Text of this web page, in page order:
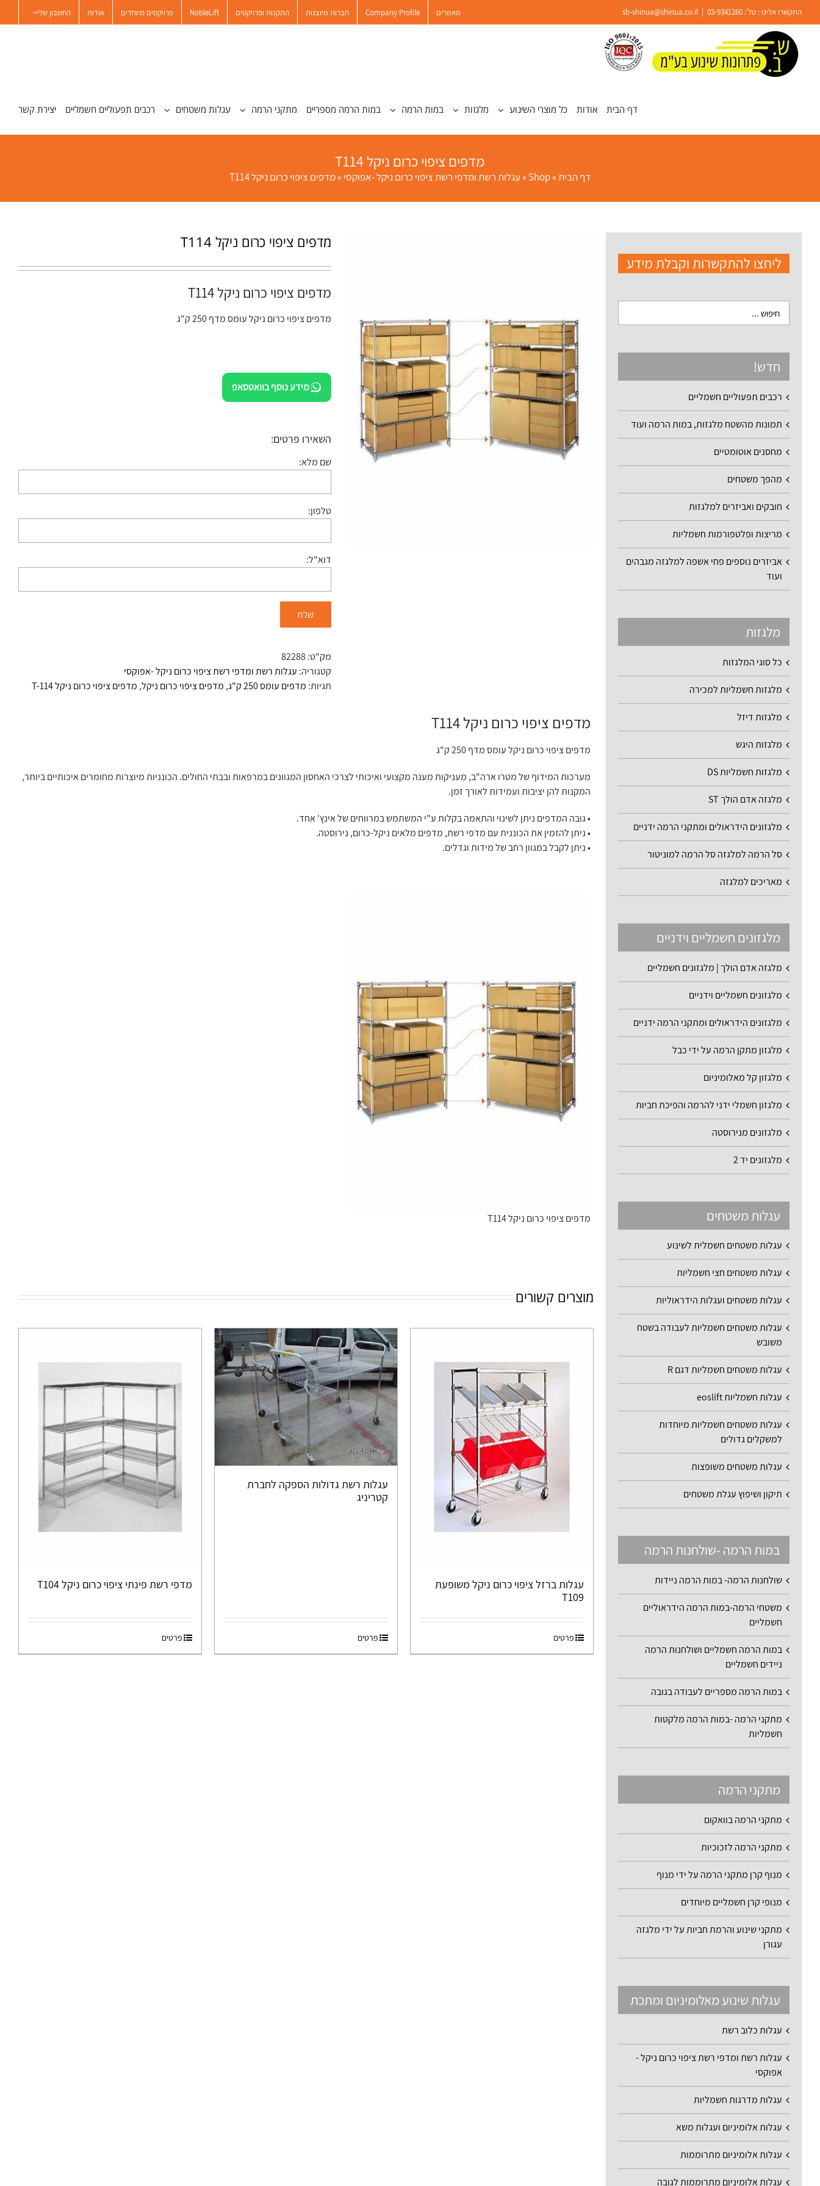
פתח סרגל נגישות
content
התקשרו אלינו : טל': 03-9341260
sb-shinua@shinua.co.il מאמרים Company Profile חברות מיוצגות התקנות ופרויקטים NobleLift פרויקטים מיוחדים אודות החשבון שלי
דף הבית אודות כל מוצרי השינוע מלגזות במות הרמה במות הרמה מספריים מתקני הרמה עגלות משטחים רכבים תפעוליים חשמליים יצירת קשר
מדפים ציפוי כרום ניקל T114
דף הבית»
Shop
»עגלות רשת ומדפי רשת ציפוי כרום ניקל -אפוקסי »מדפים ציפוי כרום ניקל T114
מדפים ציפוי כרום ניקל T114
מדפים ציפוי כרום ניקל T114
מדפים ציפוי כרום ניקל עומס מדף 250 ק"ג
מידע נוסף בוואטסאפ
השאירו פרטים:
שם מלא:
טלפון:
דוא"ל:
מק"ט:82288
קטגוריה: עגלות רשת ומדפי רשת ציפוי כרום ניקל -אפוקסי
תגיות: מדפים עומס 250 ק"ג , מדפים ציפוי כרום ניקל, מדפים ציפוי כרום ניקל T-114
מדפים ציפוי כרום ניקל T114
מדפים ציפוי כרום ניקל עומס מדף 250 ק"ג
מערכות המידוף של מטרו ארה"ב, מעניקות מענה מקצועי ואיכותי לצרכי האחסון המגוונים במרפאות ובבתי החולים. הכונניות מיוצרות מחומרים איכותיים ביותר,
המקנות להן יציבות ועמידות לאורך זמן.
• גובה המדפים ניתן לשינוי והתאמה בקלות ע"י המשתמש במרווחים של אינץ' אחד.
• ניתן להזמין את הכוננית עם מדפי רשת, מדפים מלאים ניקל-כרום, נירוסטה.
• ניתן לקבל במגוון רחב של מידות וגדלים.
מדפים ציפוי כרום ניקל T114
מוצרים קשורים
עגלות ברזל ציפוי כרום ניקל משופעת
T109
פרטים
עגלות רשת גדולות הספקה לחברת
קטריניג
פרטים
מדפי רשת פינתי ציפוי כרום ניקל T104
פרטים
ליחצו להתקשרות וקבלת מידע
חדש!
רכבים תפעוליים חשמליים
תמונות מהשטח מלגזות, במות הרמה ועוד
מחסנים אוטומטיים
מהפך משטחים
חובקים ואביזרים למלגזות
מריצות ופלטפורמות חשמליות
אביזרים נוספים פחי אשפה למלגזה מגבהים
ועוד
מלגזות
כל סוגי המלגזות
מלגזות חשמליות למכירה
מלגזות דיזל
מלגזות היגש
מלגזות חשמליות DS
מלגזה אדם הולך ST
מלגזונים הידראולים ומתקני הרמה ידניים
סל הרמה למלגזה סל הרמה למוניטור
מאריכים למלגזה
מלגזונים חשמליים וידניים
מלגזה אדם הולך | מלגזונים חשמליים
מלגזונים חשמליים וידניים
מלגזונים הידראולים ומתקני הרמה ידניים
מלגזון מתקן הרמה על ידי כבל
מלגזון קל מאלומיניום
מלגזון חשמלי ידני להרמה והפיכת חביות
מלגזונים מנירוסטה
מלגזונים יד 2
עגלות משטחים
עגלות משטחים חשמלית לשינוע
עגלות משטחים חצי חשמליות
עגלות משטחים ועגלות הידראוליות
עגלות משטחים חשמליות לעבודה בשטח
משובש
עגלות משטחים חשמליות דגם R
עגלות חשמליות eoslift
עגלות משטחים חשמליות מיוחדות
למשקלים גדולים
עגלות משטחים משופצות
תיקון ושיפוץ עגלת משטחים
במות הרמה -שולחנות הרמה
שולחנות הרמה- במות הרמה ניידות
משטחי הרמה-במות הרמה הידראוליים
חשמליים
במות הרמה חשמליים ושולחנות הרמה
ניידים חשמליים
במות הרמה מספריים לעבודה בגובה
מתקני הרמה -במות הרמה מלקטות
חשמליות
מתקני הרמה
מתקני הרמה בוואקום
מתקני הרמה לזכוכיות
מנוף קרן מתקני הרמה על ידי מנוף
מנופי קרן חשמליים מיוחדים
מתקני שינוע והרמת חביות על ידי מלגזה
עגורן
עגלות שינוע מאלומיניום ומתכת
עגלות כלוב רשת
עגלות רשת ומדפי רשת ציפוי כרום ניקל -
אפוקסי
עגלות מדרגות חשמליות
עגלות אלומיניום ועגלות משא
עגלות אלומיניום מתרוממות
עגלות אלומיניום מתרוממות לגובה